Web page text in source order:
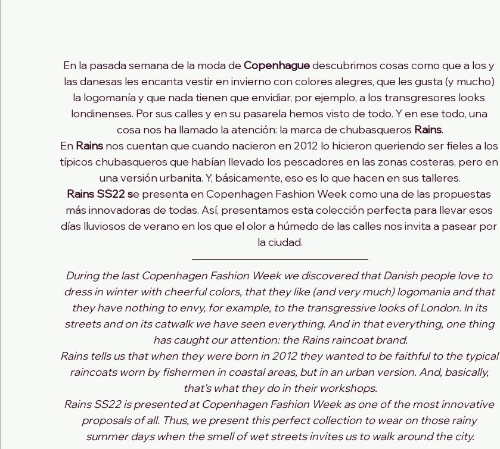
En la pasada semana de la moda de Copenhague descubrimos cosas como que a los y
las danesas les encanta vestir en invierno con colores alegres, que les gusta (y mucho)
la logomanía y que nada tienen que envidiar, por ejemplo, a los transgresores looks
londinenses. Por sus calles y en su pasarela hemos visto de todo. Y en ese todo, una
cosa nos ha llamado la atención: la marca de chubasqueros Rains.
En Rains nos cuentan que cuando nacieron en 2012 lo hicieron queriendo ser fieles a los
típicos chubasqueros que habían llevado los pescadores en las zonas costeras, pero en
una versión urbanita. Y, básicamente, eso es lo que hacen en sus talleres.
Rains SS22 se presenta en Copenhagen Fashion Week como una de las propuestas
más innovadoras de todas. Así, presentamos esta colección perfecta para llevar esos
días lluviosos de verano en los que el olor a húmedo de las calles nos invita a pasear por
la ciudad.
During the last Copenhagen Fashion Week we discovered that Danish people love to
dress in winter with cheerful colors, that they like (and very much) logomania and that
they have nothing to envy, for example, to the transgressive looks of London. In its
streets and on its catwalk we have seen everything. And in that everything, one thing
has caught our attention: the Rains raincoat brand.
Rains tells us that when they were born in 2012 they wanted to be faithful to the typical
raincoats worn by fishermen in coastal areas, but in an urban version. And, basically,
that's what they do in their workshops.
Rains SS22 is presented at Copenhagen Fashion Week as one of the most innovative
proposals of all. Thus, we present this perfect collection to wear on those rainy
summer days when the smell of wet streets invites us to walk around the city.